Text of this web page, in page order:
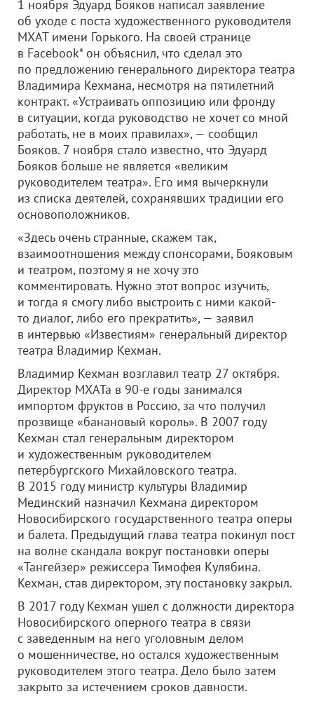
1 ноября Эдуард Бояков написал заявление
об уходе с поста художественного руководителя
МХАТ имени Горького. На своей странице
в Facebook* он объяснил, что сделал это
по предложению генерального директора театра
Владимира Кехмана, несмотря на пятилетний
контракт. «Устраивать оппозицию или фронду
в ситуации, когда руководство не хочет со мной
работать, не в моих правилах», — сообщил
Бояков. 7 ноября стало известно, что Эдуард
Бояков больше не является «великим
руководителем театра». Его имя вычеркнули
из списка деятелей, сохранявших традиции его
основоположников.
«Здесь очень странные, скажем так,
взаимоотношения между спонсорами, Бояковым
и театром, поэтому я не хочу это
комментировать. Нужно этот вопрос изучить,
и тогда я смогу либо выстроить с ними какой-
то диалог, либо его прекратить», — заявил
в интервью «Известиям» генеральный директор
театра Владимир Кехман.
Владимир Кехман возглавил театр 27 октября.
Директор МХАТа в 90-е годы занимался
импортом фруктов в Россию, за что получил
прозвище «банановый король». В 2007 году
Кехман стал генеральным директором
и художественным руководителем
петербургского Михайловского театра.
В 2015 году министр культуры Владимир
Мединский назначил Кехмана директором
Новосибирского государственного театра оперы
и балета. Предыдущий глава театра покинул пост
на волне скандала вокруг постановки оперы
«Тангейзер» режиссера Тимофея Кулябина.
Кехман, став директором, эту постановку закрыл.
В 2017 году Кехман ушел с должности директора
Новосибирского оперного театра в связи
с заведенным на него уголовным делом
о мошенничестве, но остался художественным
руководителем этого театра. Дело было затем
закрыто за истечением сроков давности.